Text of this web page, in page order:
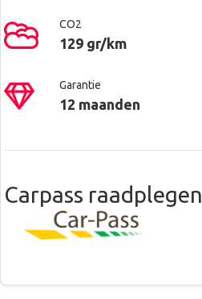
CO2
129 gr/km
Garantie
12 maanden
Carpass raadplegen